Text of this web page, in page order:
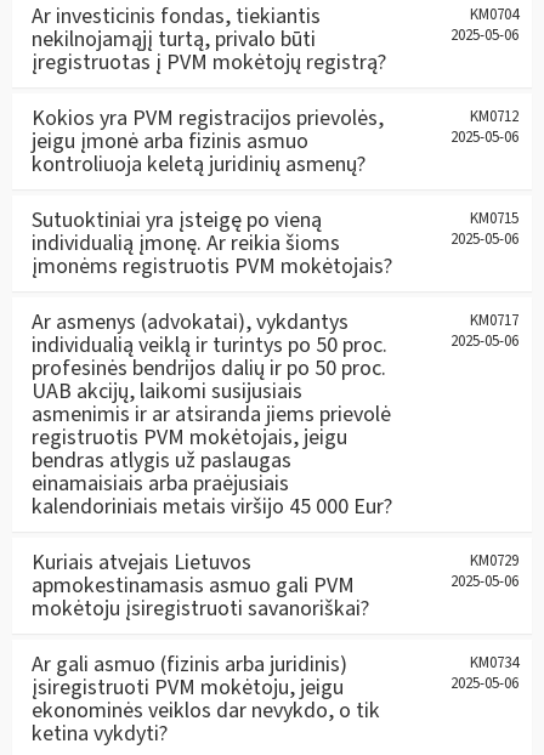
Ar investicinis fondas, tiekiantis
nekilnojamąjį turtą, privalo būti
įregistruotas į PVM mokėtojų registrą?
KM0704
2025-05-06
Kokios yra PVM registracijos prievolės,
jeigu įmonė arba fizinis asmuo
kontroliuoja keletą juridinių asmenų?
KM0712
2025-05-06
Sutuoktiniai yra įsteigę po vieną
individualią įmonę. Ar reikia šioms
įmonėms registruotis PVM mokėtojais?
KM0715
2025-05-06
Ar asmenys (advokatai), vykdantys
individualią veiklą ir turintys po 50 proc.
profesinės bendrijos dalių ir po 50 proc.
UAB akcijų, laikomi susijusiais
asmenimis ir ar atsiranda jiems prievolė
registruotis PVM mokėtojais, jeigu
bendras atlygis už paslaugas
einamaisiais arba praėjusiais
kalendoriniais metais viršijo 45 000 Eur?
KM0717
2025-05-06
Kuriais atvejais Lietuvos
apmokestinamasis asmuo gali PVM
mokėtoju įsiregistruoti savanoriškai?
KM0729
2025-05-06
Ar gali asmuo (fizinis arba juridinis)
įsiregistruoti PVM mokėtoju, jeigu
ekonominės veiklos dar nevykdo, o tik
ketina vykdyti?
KM0734
2025-05-06